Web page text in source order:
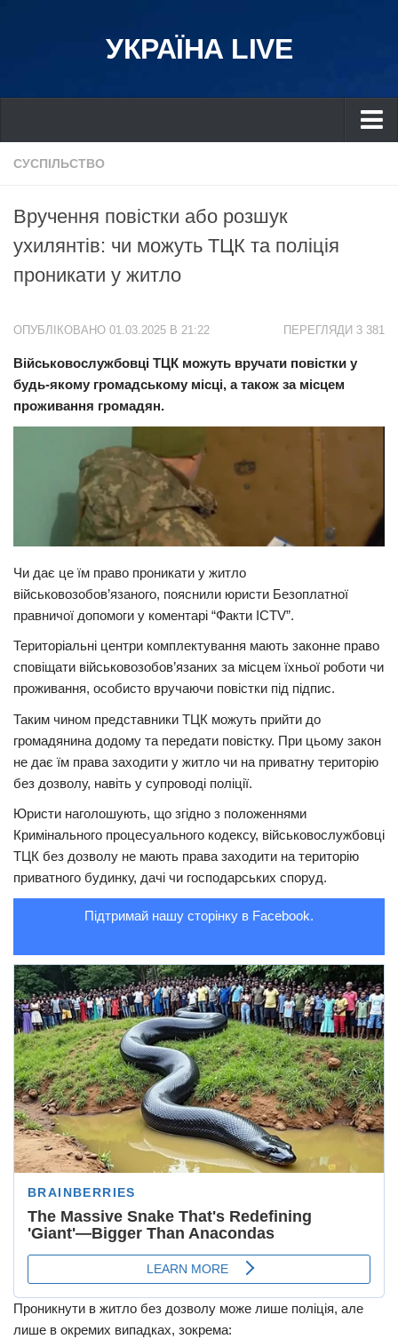
УКРАЇНА LIVE
Україна
Дніпро
Львів
Івано-Франківськ
Донбас
Одеса
Прикарпаття
Економіка
Політика
Технології
Історії
Рецепти
Події
Кримінал
Курйози
Суспільство
#Війна
СУСПІЛЬСТВО
Вручення повістки або розшук
ухилянтів: чи можуть ТЦК та поліція
проникати у житло
ПЕРЕГЛЯДИ 3 381
ОПУБЛІКОВАНО 01.03.2025 В 21:22
Військовослужбовці ТЦК можуть вручати повістки у
будь-якому громадському місці, а також за місцем
проживання громадян.
Чи дає це їм право проникати у житло
військовозобов’язаного, пояснили юристи Безоплатної
правничої допомоги у коментарі “Факти ICTV”.
Територіальні центри комплектування мають законне право
сповіщати військовозобов’язаних за місцем їхньої роботи чи
проживання, особисто вручаючи повістки під підпис.
Таким чином представники ТЦК можуть прийти до
громадянина додому та передати повістку. При цьому закон
не дає їм права заходити у житло чи на приватну територію
без дозволу, навіть у супроводі поліції.
Юристи наголошують, що згідно з положеннями
Кримінального процесуального кодексу, військовослужбовці
ТЦК без дозволу не мають права заходити на територію
приватного будинку, дачі чи господарських споруд.
Підтримай нашу сторінку в Facebook.
Проникнути в житло без дозволу може лише поліція, але
лише в окремих випадках, зокрема: